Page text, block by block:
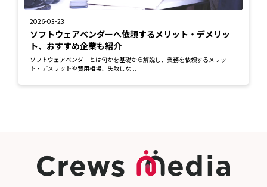
2026-03-23
ソフトウェアベンダーへ依頼するメリット・デメリッ
ト、おすすめ企業も紹介
ソフトウェアベンダーとは何かを基礎から解説し、業務を依頼するメリッ
ト・デメリットや費用相場、失敗しな...